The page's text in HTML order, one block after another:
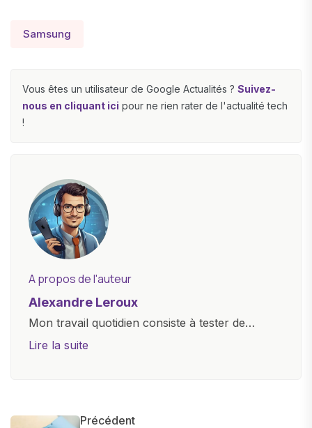
Samsung
Vous êtes un utilisateur de Google Actualités ? Suivez-
nous en cliquant ici pour ne rien rater de l'actualité tech
!
A propos de l'auteur
Alexandre Leroux
Mon travail quotidien consiste à tester de
nouveaux appareils, à rédiger des critiques
informations précises et pertinentes pour aider
Lire la suite
Précédent